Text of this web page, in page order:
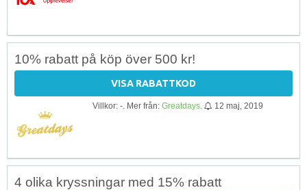
10% rabatt på köp över 500 kr!
VISA RABATTKOD
Villkor: -. Mer från: Greatdays 12 maj, 2019
4 olika kryssningar med 15% rabatt